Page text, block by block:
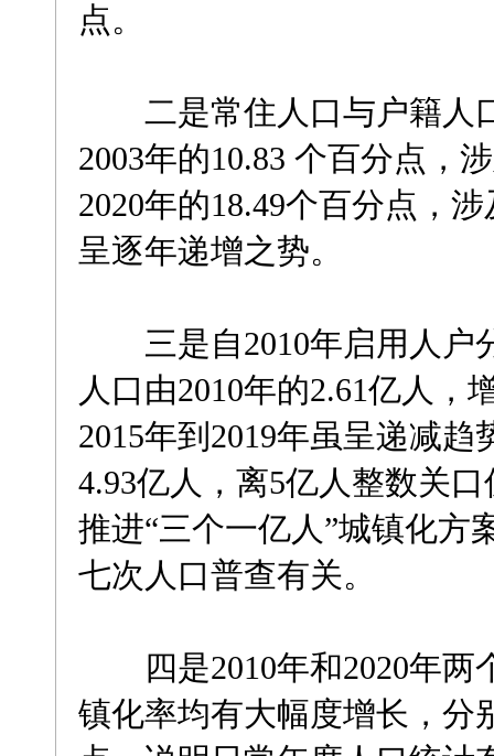
点。
二是常住人口与户籍人
2003年的10.83 个百分点，
2020年的18.49个百分点，
呈逐年递增之势。
三是自2010年启用人户
人口由2010年的2.61亿人，
2015年到2019年虽呈递减
4.93亿人，离5亿人整数关
推进“三个一亿人”城镇化方
七次人口普查有关。
四是2010年和2020年两
镇化率均有大幅度增长，分